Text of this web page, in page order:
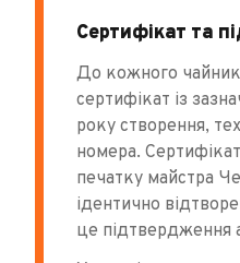
Сертифікат та
До кожного
сертифікат із
року створення,
номера.
печатку майстра
ідентично
це підтвердження